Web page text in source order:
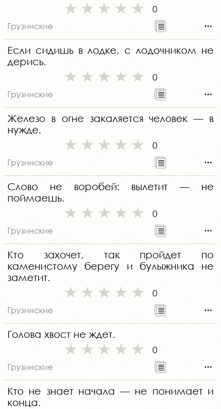
0
Грузинские
Если сидишь в лодке, с лодочником не
дерись.
0
Грузинские
Железо в огне закаляется человек — в
нужде.
0
Грузинские
Слово не воробей: вылетит — не
поймаешь.
0
Грузинские
Кто захочет, так пройдет по
каменистому берегу и булыжника не
заметит.
0
Грузинские
Голова хвост не ждет.
0
Грузинские
Кто не знает начала — не понимает и
конца.